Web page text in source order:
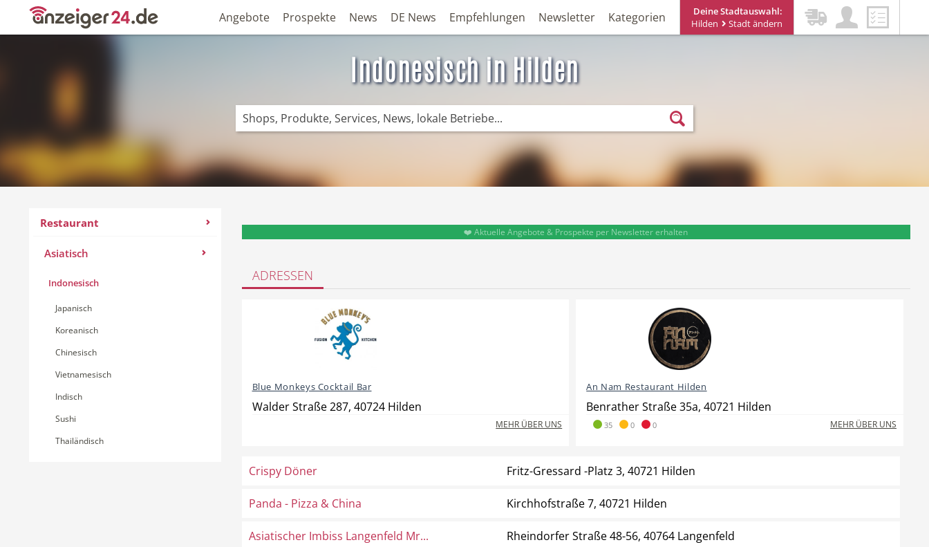
Deine Stadtauswahl:
Hilden
Stadt ändern
Angebote Prospekte News DE News Empfehlungen Newsletter Kategorien
Indonesisch in Hilden
Restaurant
Asiatisch
Indonesisch
Japanisch
Koreanisch
Chinesisch
Vietnamesisch
Indisch
Sushi
Thailändisch
❤️ Aktuelle Angebote & Prospekte per Newsletter erhalten
ADRESSEN
Blue Monkeys Cocktail Bar
Walder Straße 287, 40724 Hilden
MEHR ÜBER UNS
An Nam Restaurant Hilden
Benrather Straße 35a, 40721 Hilden
35 0 0 MEHR ÜBER UNS
Crispy Döner Fritz-Gressard -Platz 3, 40721 Hilden
Panda - Pizza & China Kirchhofstraße 7, 40721 Hilden
Asiatischer Imbiss Langenfeld Mr... Rheindorfer Straße 48-56, 40764 Langenfeld